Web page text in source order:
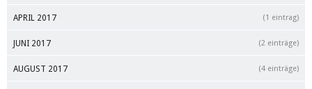
APRIL 2017 (1 eintrag)
JUNI 2017 (2 einträge)
AUGUST 2017 (4 einträge)